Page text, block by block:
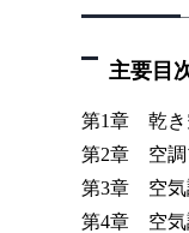
主要目
第1章 乾き
第2章 空調
第3章 空気
第4章 空気